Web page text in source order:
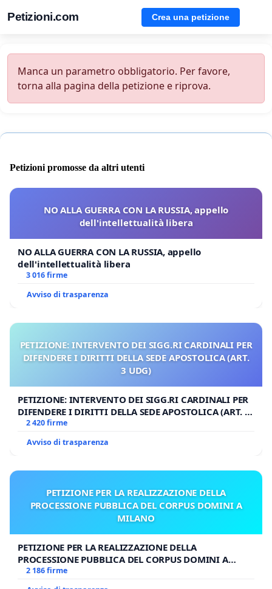
Petizioni.com Crea una petizione
Manca un parametro obbligatorio. Per favore,
torna alla pagina della petizione e riprova.
Petizioni promosse da altri utenti
NO ALLA GUERRA CON LA RUSSIA, appello
dell'intellettualità libera
NO ALLA GUERRA CON LA RUSSIA, appello
dell'intellettualità libera
3 016 firme
Avviso di trasparenza
PETIZIONE: INTERVENTO DEI SIGG.RI CARDINALI PER
DIFENDERE I DIRITTI DELLA SEDE APOSTOLICA (ART.
3 UDG)
PETIZIONE: INTERVENTO DEI SIGG.RI CARDINALI PER
DIFENDERE I DIRITTI DELLA SEDE APOSTOLICA (ART. 3
UDG)
2 420 firme
Avviso di trasparenza
PETIZIONE PER LA REALIZZAZIONE DELLA
PROCESSIONE PUBBLICA DEL CORPUS DOMINI A
MILANO
PETIZIONE PER LA REALIZZAZIONE DELLA
PROCESSIONE PUBBLICA DEL CORPUS DOMINI A
MILANO
2 186 firme